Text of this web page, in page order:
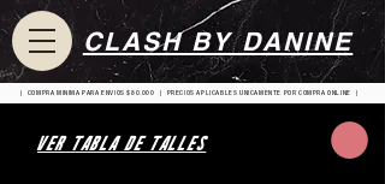
| COMPRA MINIMA PARA ENVIOS $80.000 | PRECIOS APLICABLES UNICAMENTE POR COMPRA ONLINE |
CLASH BY DANINE
VER TABLA DE TALLES